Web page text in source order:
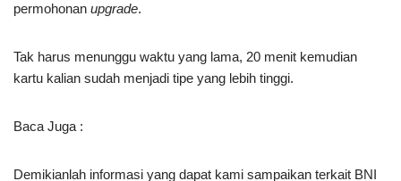
permohonan upgrade.
Tak harus menunggu waktu yang lama, 20 menit kemudian
kartu kalian sudah menjadi tipe yang lebih tinggi.
Baca Juga :
Demikianlah informasi yang dapat kami sampaikan terkait BNI